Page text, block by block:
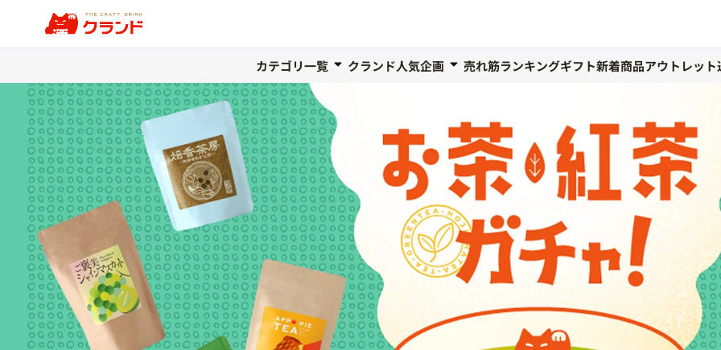
カテゴリ一覧 クランド人気企画 売れ筋ランキングギフト新着商品アウトレット